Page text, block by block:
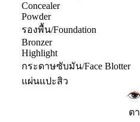
Concealer
Powder
รองพื้น/Foundation
Bronzer
Highlight
กระดาษซับมัน/Face Blotter
แผ่นแปะสิว
ตา